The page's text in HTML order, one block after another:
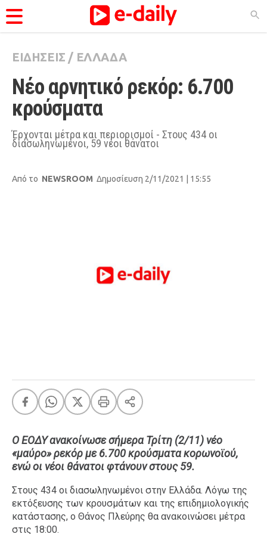
ΚΑΤΗΓΟΡΊΕΣ
Ειδήσεις
Θέματα
Videos
Podcasts
Viral
OMG LOL
Xmas
LIFE
Food
ΕΙΔΗΣΕΙΣ / ΕΛΛΑΔΑ
Νέο αρνητικό ρεκόρ: 6.700
κρούσματα
Έρχονται μέτρα και περιορισμοί - Στους 434 οι
διασωληνωμένοι, 59 νέοι θάνατοι
Από το NEWSROOM Δημοσίευση 2/11/2021 | 15:55
Ο ΕΟΔΥ ανακοίνωσε σήμερα Τρίτη (2/11) νέο
«μαύρο» ρεκόρ με 6.700 κρούσματα κορωνοϊού,
ενώ οι νέοι θάνατοι φτάνουν στους 59.
Στους 434 οι διασωληνωμένοι στην Ελλάδα. Λόγω της
εκτόξευσης των κρουσμάτων και της επιδημιολογικής
κατάστασης, ο Θάνος Πλεύρης θα ανακοινώσει μέτρα
στις 18:00.